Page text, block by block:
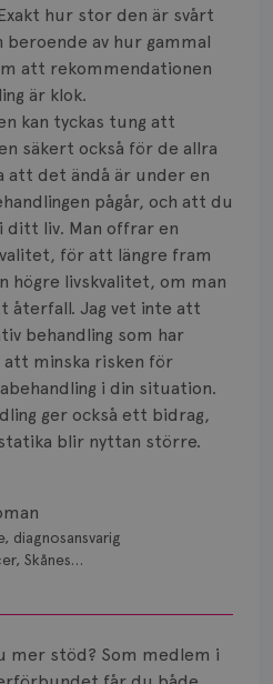
hur stor den är svårt
beroende av hur gammal
att rekommendationen
är klok.
kan tyckas tung att
säkert också för de allra
att det ändå är under en
pågår, och att du
ditt liv. Man offrar en
för att längre fram
högre livskvalitet, om man
återfall. Jag vet inte att
behandling som har
att minska risken för
i din situation.
ger också ett bidrag,
blir nyttan större.
diagnosansvarig
Skånes
mer stöd? Som medlem i